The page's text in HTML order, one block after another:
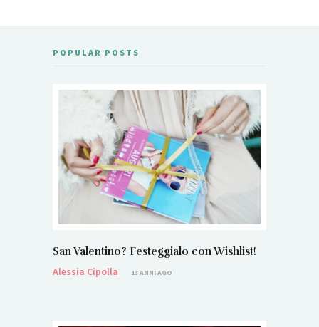
POPULAR POSTS
San Valentino? Festeggialo con Wishlist!
Alessia Cipolla
13 ANNI AGO